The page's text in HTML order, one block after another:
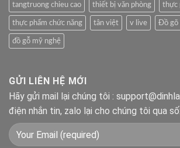
tangtruong chieu cao thiết bị văn phòng thực
thực phẩm chức năng tân việt v live Đồ gõ
đồ gỗ mỹ nghệ
GỬI LIÊN HỆ MỚI
Hãy gửi mail lại chúng tôi :
điện nhắn tin, zalo lại cho chúng tôi qua